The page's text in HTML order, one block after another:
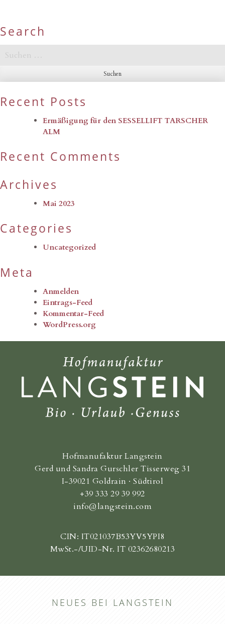
Search
Suchen
nach:
Recent Posts
Ermäßigung für den SESSELLIFT TARSCHER
ALM
Recent Comments
Archives
Mai 2023
Categories
Uncategorized
Meta
Anmelden
Eintrags-Feed
Kommentar-Feed
WordPress.org
Hofmanufaktur Langstein
Gerd und Sandra Gurschler Tisserweg 31
I-39021 Goldrain · Südtirol
+39 333 29 39 992
info@langstein.com
CIN: IT021037B53YV5YPI8
MwSt.-/UID-Nr. IT 02362680213
NEUES BEI LANGSTEIN